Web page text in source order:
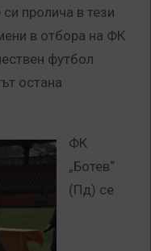
пролича в тези
в отбора на ФК
футбол
остана
ФК
„Ботев“
(Пд) се